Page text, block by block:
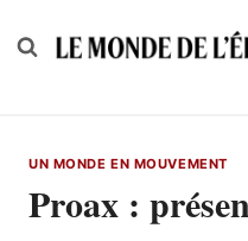
to
UN MONDE EN MOUVEMENT
Proax :